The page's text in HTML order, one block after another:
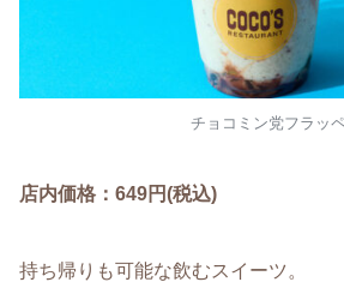
チョコミン党フラッ
店内価格：649円(税込)
持ち帰りも可能な飲むスイーツ。